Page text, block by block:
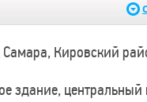
Самара, Кировский
здание, центральный